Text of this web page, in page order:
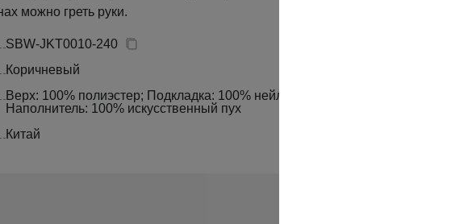
можно греть руки.
SBW-JKT0010-240
Коричневый
Верх: 100% полиэстер; Подкладка: 100% нейлон;
Наполнитель: 100% искусственный пух
Китай